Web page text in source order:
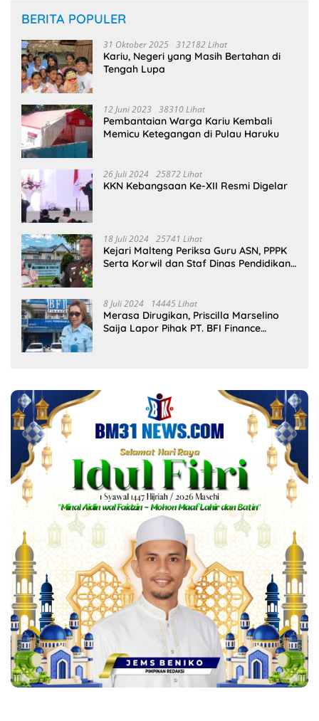
BERITA POPULER
31 Oktober 2025 312182 Lihat
Kariu, Negeri yang Masih Bertahan di
Tengah Lupa
12 Juni 2023 38310 Lihat
Pembantaian Warga Kariu Kembali
Memicu Ketegangan di Pulau Haruku
26 Juli 2024 25872 Lihat
KKN Kebangsaan Ke-XII Resmi Digelar
18 Juli 2024 25741 Lihat
Kejari Malteng Periksa Guru ASN, PPPK
Serta Korwil dan Staf Dinas Pendidikan
8 Juli 2024 14445 Lihat
Merasa Dirugikan, Priscilla Marselino
Saija Lapor Pihak PT. BFI Finance